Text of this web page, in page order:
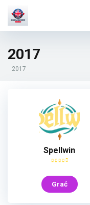
2017
2017
Spellwin
Grać